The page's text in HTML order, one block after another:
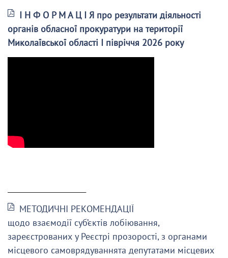
І Н Ф О Р М А Ц І Я про результати діяльності
органів обласної прокуратури на території
Миколаївської області І півріччя 2026 року
МЕТОДИЧНІ РЕКОМЕНДАЦІЇ
щодо взаємодії суб’єктів лобіювання,
зареєстрованих у Реєстрі прозорості, з органами
місцевого самоврядуваннята депутатами місцевих